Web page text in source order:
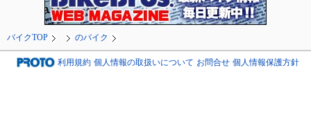
バイクTOP のバイク
利用規約 個人情報の取扱いについて お問合せ 個人情報保護方針